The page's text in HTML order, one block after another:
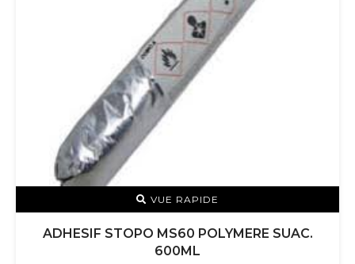
VUE RAPIDE
ADHESIF STOPO MS60 POLYMERE SUAC.
600ML